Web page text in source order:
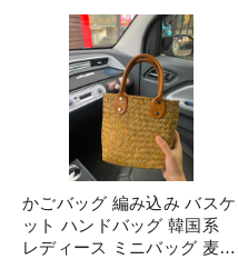
レトロ 春 夏 ミニバッグ 小
バッグ 韓国 かわいい 巾着
型 綺麗
かごバッグ 編み込み バスケ
ット ハンドバッグ 韓国系
レディース ミニバッグ 麦わ